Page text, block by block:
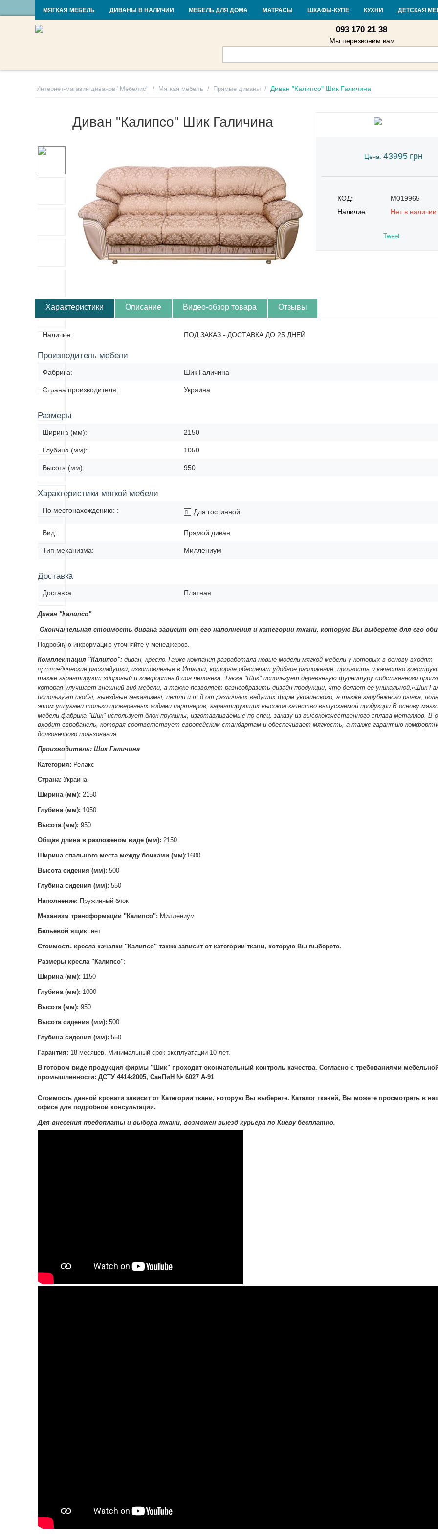
RU UA Контакты Доставка и оплата Гарантия и возврат Кредит
093 170 21 38
Мы перезвоним вам
МЯГКАЯ МЕБЕЛЬ ДИВАНЫ В НАЛИЧИИ МЕБЕЛЬ ДЛЯ ДОМА МАТРАСЫ ШКАФЫ-КУПЕ КУХНИ ДЕТСКАЯ
Интернет-магазин диванов "Мебелис" / Мягкая мебель / Прямые диваны / Диван "Калипсо" Шик Галичина
Диван "Калипсо" Шик Галичина
Цена: 43995 грн
КОД:
M019965
Наличие:
Нет в наличии
Tweet
Характеристики Описание Видео-обзор товара Отзывы
Наличие: ПОД ЗАКАЗ - ДОСТАВКА ДО 25 ДНЕЙ
Производитель мебели
Фабрика: Шик Галичина
Страна производителя: Украина
Размеры
Ширина (мм): 2150
Глубина (мм): 1050
Высота (мм): 950
Характеристики мягкой мебели
По местонахождению: : Для гостинной
Вид: Прямой диван
Тип механизма: Миллениум
Доставка
Доставка: Платная
Диван "Калипсо"
Окончательная стоимость дивана зависит от его наполнения и категории ткани, которую Вы выберете для его
Подробную информацию уточняйте у менеджеров.
Комплектация "Калипсо": диван, кресло. Также компания разработала новые модели мягкой мебели у которых в основу входят
ортопедические раскладушки, изготовленые в Италии, которые обеспечат удобное разложение, прочность и качество
также гарантируют здоровый и комфортный сон человека. Также "Шик" использует деревянную фурнитуру собственного
которая улучшает внешний вид мебели, а также позволяет разнообразить дизайн продукции, что делает ее уникальной. «Шик
использует скобы, выездные механизмы, петли и т.д.от различных ведущих фирм украинского, а также зарубежного рынка,
этом услугами только проверенных годами партнеров, гарантирующих высокое качество выпускаемой продукции. В основу
мебели фабрика "Шик" использует блок-пружины, изготавливаемые по спец. заказу из высококачественного сплава металлов. В
входит евробанель, которая соответствует европейским стандартам и обеспечивает мягкость, а также гарантию
долговечного пользования.
Производитель: Шик Галичина
Категория: Релакс
Страна: Украина
Ширина (мм): 2150
Глубина (мм): 1050
Высота (мм): 950
Общая длина в разложеном виде (мм): 2150
Ширина спального места между бочками (мм):1600
Высота сидения (мм): 500
Глубина сидения (мм): 550
Наполнение: Пружинный блок
Механизм трансформации "Калипсо": Миллениум
Бельевой ящик: нет
Стоимость кресла-качалки "Калипсо" также зависит от категории ткани, которую Вы выберете.
Размеры кресла "Калипсо":
Ширина (мм): 1150
Глубина (мм): 1000
Высота (мм): 950
Высота сидения (мм): 500
Глубина сидения (мм): 550
Гарантия: 18 месяцев. Минимальный срок эксплуатации 10 лет.
В готовом виде продукция фирмы "Шик" проходит окончательный контроль качества. Согласно с требованиями
промышленности: ДСТУ 4414:2005, СанПиН № 6027 А-91
Стоимость данной кровати зависит от Категории ткани, которую Вы выберете. Каталог тканей, Вы можете просмотреть в
офисе для подробной консультации.
Для внесения предоплаты и выбора ткани, возможен выезд курьера по Киеву бесплатно.